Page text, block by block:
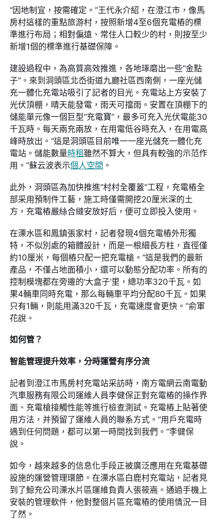
“因地制宜，按需確定。”王代永介紹，在澄江市，像馬
房村這樣的重點旅游村，按照新增4至6個充電樁的標
準進行布局；相對偏遠、常住人口較少的村，則按至少
新增1個的標準進行基礎保障。
建設過程中，為高質高效推進，各地琢磨出一些“金點
子”。來到洞頭區北岙街道九廳社區西南側，一座光儲
充一體化充電站吸引了記者的目光。充電站上方安裝了
光伏頂棚，晴天能發電，雨天可擋雨。安置在頂棚下的
儲能單元像一個巨型“充電寶”，最多可充入光伏電能30
千瓦時。每天兩充兩放，在用電低谷時充入，在用電高
峰時放出。“這是洞頭區目前唯一一座光儲充一體化充
電站。儲能數量時租 雖然不算大，但具有較強的示范作
用。”蘇云波表示個人空間 。
此外，洞頭區為加快推進“村村全覆蓋”工程，充電樁全
部采用預制件工藝，施工時僅需開挖20厘米深的土
方，充電樁嚴絲合縫安放好后，便可立即投入使用。
在溧水區和鳳鎮張家村，記者發現4個充電樁外形獨
特，不似別處的箱體設計，而是一根細長方柱，直徑僅
約10厘米，每個樁只配一把充電槍。“這是我們的最新
產品，不僅占地面積小，還可以動態分配功率。所有的
控制模塊都在旁邊的‘大盒子’里，總功率320千瓦。如
果4輛車同時充電，那么每輛車平均分配80千瓦。如果
只有1輛，則能用滿320千瓦，充電速度會更快。”俞軍
花說。
如何管？
智能管理提升效率，分時運營有序分流
記者到澄江市馬房村充電站采訪時，南方電網云南電動
汽車服務有限公司運維人員李健保正對充電樁的操作界
面、充電槍接觸性能等進行檢查測試。充電樁上貼著使
用方法，并預留了運維人員的聯系方式。“用戶充電時
遇到任何問題，都可以第一時間找到我們。”李健保
說。
如今，越來越多的信息化手段正被廣泛應用在充電基礎
設施的運營管理環節。在溧水區白鹿村充電站，記者見
到了鯨充公司溧水片區運維負責人張筱嵩。通過手機上
安裝的管理軟件，他對整個片區充電樁的使用情況一目
了然。